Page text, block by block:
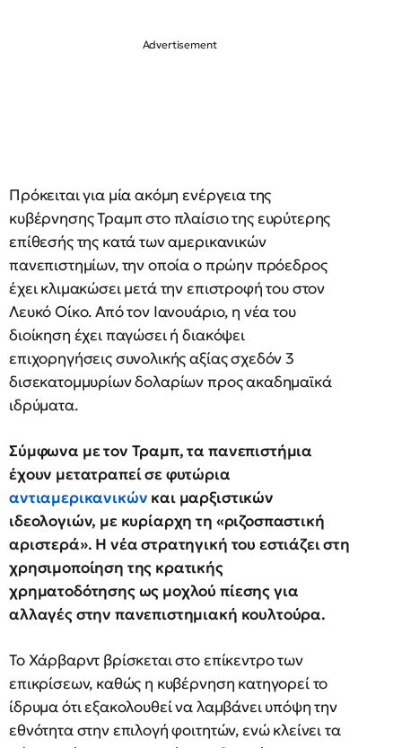
Πρόκειται για μία ακόμη ενέργεια της
κυβέρνησης Τραμπ στο πλαίσιο της ευρύτερης
επίθεσής της κατά των αμερικανικών
πανεπιστημίων, την οποία ο πρώην πρόεδρος
έχει κλιμακώσει μετά την επιστροφή του στον
Λευκό Οίκο. Από τον Ιανουάριο, η νέα του
διοίκηση έχει παγώσει ή διακόψει
επιχορηγήσεις συνολικής αξίας σχεδόν 3
δισεκατομμυρίων δολαρίων προς ακαδημαϊκά
ιδρύματα.
Σύμφωνα με τον Τραμπ, τα πανεπιστήμια
έχουν μετατραπεί σε φυτώρια
αντιαμερικανικών και μαρξιστικών
ιδεολογιών, με κυρίαρχη τη «ριζοσπαστική
αριστερά». Η νέα στρατηγική του εστιάζει στη
χρησιμοποίηση της κρατικής
χρηματοδότησης ως μοχλού πίεσης για
αλλαγές στην πανεπιστημιακή κουλτούρα.
Το Χάρβαρντ βρίσκεται στο επίκεντρο των
επικρίσεων, καθώς η κυβέρνηση κατηγορεί το
ίδρυμα ότι εξακολουθεί να λαμβάνει υπόψη την
εθνότητα στην επιλογή φοιτητών, ενώ κλείνει τα